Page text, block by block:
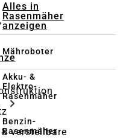
Alles in
Rasenmäher
anzeigen
Mähroboter
Akku- &
Elektro-
Rasenmäher
Benzin-
Rasenmäher
verstellbare